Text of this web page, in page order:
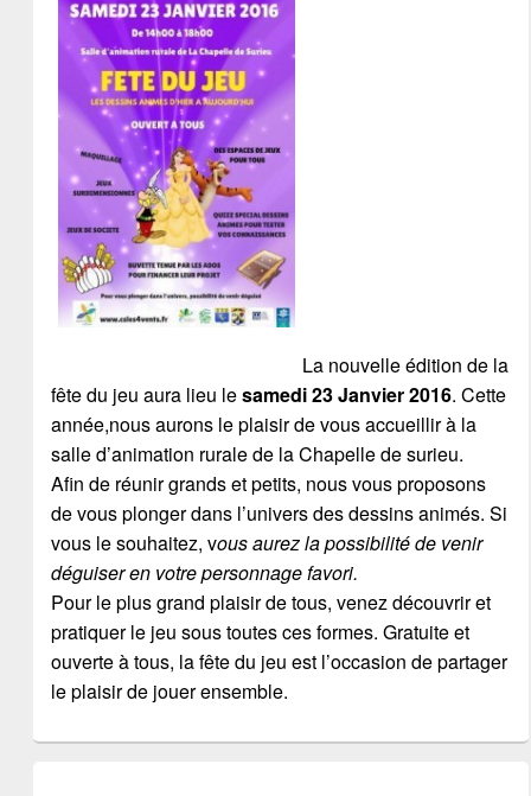
La nouvelle édition de la
fête du jeu aura lieu lesamedi 23 Janvier 2016. Cette
année,nous aurons le plaisir de vous accueillir à la
salle d’animation rurale de la Chapelle de surieu.
Afin de réunir grands et petits, nous vous proposons
de vous plonger dans l’univers des dessins animés. Si
vous le souhaitez, vous aurez la possibilité de venir
déguiser en votre personnage favori.
Pour le plus grand plaisir de tous, venez découvrir et
pratiquer le jeu sous toutes ces formes. Gratuite et
ouverte à tous, la fête du jeu est l’occasion de partager
le plaisir de jouer ensemble.